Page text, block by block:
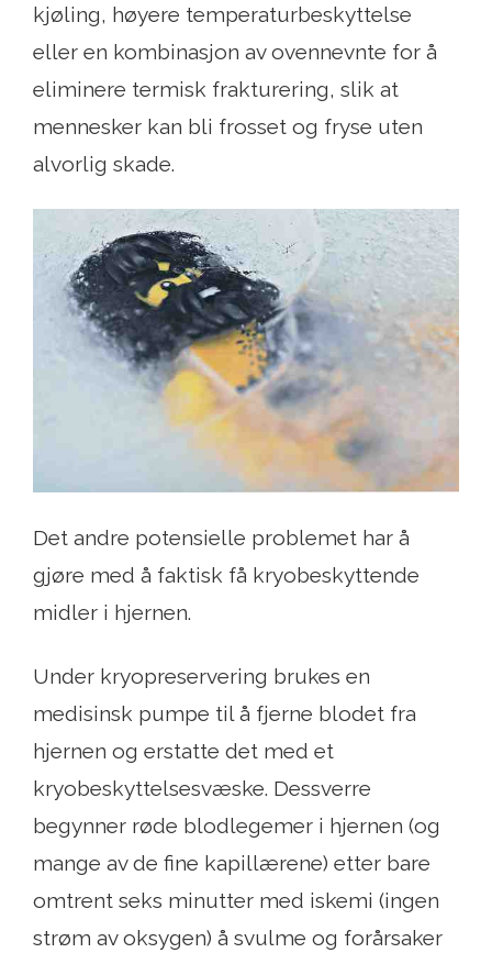
kjøling, høyere temperaturbeskyttelse
eller en kombinasjon av ovennevnte for å
eliminere termisk frakturering, slik at
mennesker kan bli frosset og fryse uten
alvorlig skade.
Det andre potensielle problemet har å
gjøre med å faktisk få kryobeskyttende
midler i hjernen.
Under kryopreservering brukes en
medisinsk pumpe til å fjerne blodet fra
hjernen og erstatte det med et
kryobeskyttelsesvæske. Dessverre
begynner røde blodlegemer i hjernen (og
mange av de fine kapillærene) etter bare
omtrent seks minutter med iskemi (ingen
strøm av oksygen) å svulme og forårsaker